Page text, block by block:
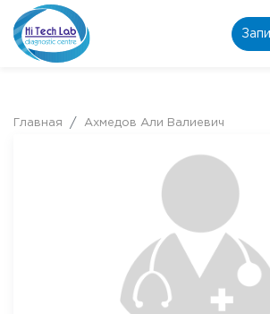
Главная Ахмедов Али Валиевич